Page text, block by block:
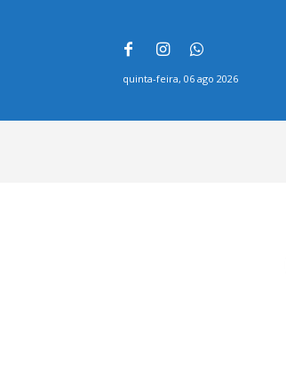
quinta-feira, 06 ago 2026